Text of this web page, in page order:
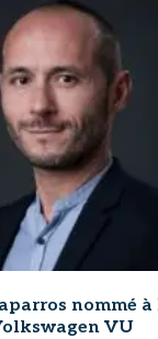
nommé
VU